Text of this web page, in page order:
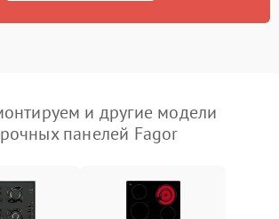
и другие модели
панелей Fagor